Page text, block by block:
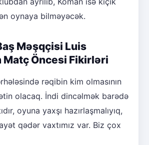
oynaya bilməyəcək.
Məşqçisi Luis
Matç Öncesi Fikirləri
rəqibin kim olmasının
olacaq. İndi dincəlmək barədə
oyuna yaxşı hazırlaşmalıyıq,
qədər vaxtımız var. Biz çox